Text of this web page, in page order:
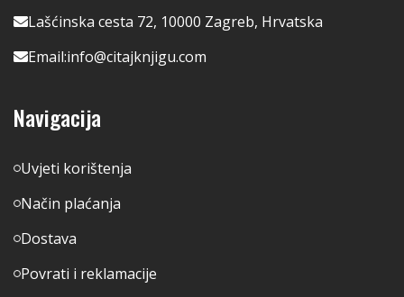
Lašćinska cesta 72, 10000 Zagreb, Hrvatska
Email:info@citajknjigu.com
Navigacija
Uvjeti korištenja
Način plaćanja
Dostava
Povrati i reklamacije